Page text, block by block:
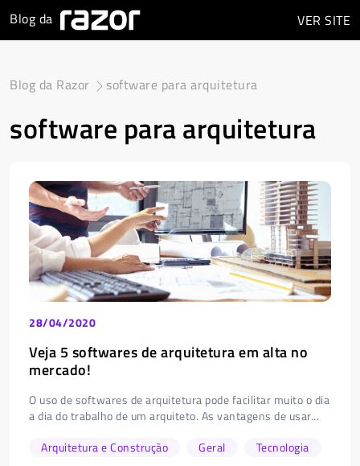
Blog da VER SITE
Blog da Razor software para arquitetura
software para arquitetura
28/04/2020
Veja 5 softwares de arquitetura em alta no
mercado!
O uso de softwares de arquitetura pode facilitar muito o dia
a dia do trabalho de um arquiteto. As vantagens de usar...
Arquitetura e Construção
Geral Tecnologia